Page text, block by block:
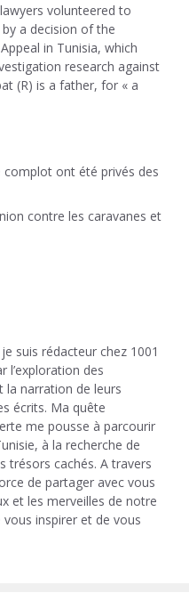
volunteered to
a decision of the
in Tunisia, which
research against
(R) is a father, for « a
complot ont été privés des
contre les caravanes et
suis rédacteur chez 1001
l’exploration des
la narration de leurs
écrits. Ma quête
me pousse à parcourir
à la recherche de
trésors cachés. A travers
de partager avec vous
et les merveilles de notre
vous inspirer et de vous